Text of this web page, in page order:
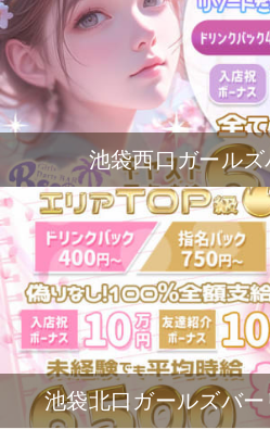
池袋西口ガール
池袋北口ガールズバ